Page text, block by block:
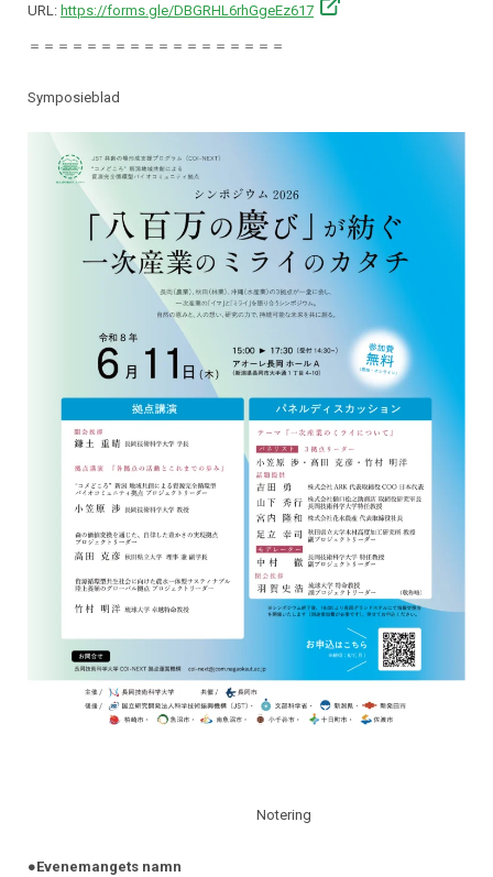
URL: https://forms.gle/DBGRHL6rhGgeEz617
＝＝＝＝＝＝＝＝＝＝＝＝＝＝＝＝＝＝
Symposieblad
Notering
●Evenemangets namn